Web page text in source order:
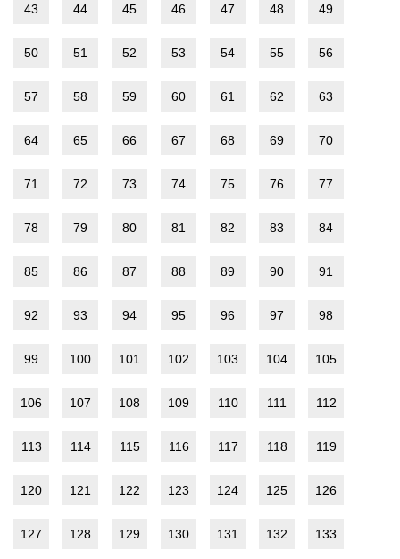
43 44 45 46 47 48 49
50 51 52 53 54 55 56
57 58 59 60 61 62 63
64 65 66 67 68 69 70
71 72 73 74 75 76 77
78 79 80 81 82 83 84
85 86 87 88 89 90 91
92 93 94 95 96 97 98
99 100 101 102 103 104 105
106 107 108 109 110 111 112
113 114 115 116 117 118 119
120 121 122 123 124 125 126
127 128 129 130 131 132 133